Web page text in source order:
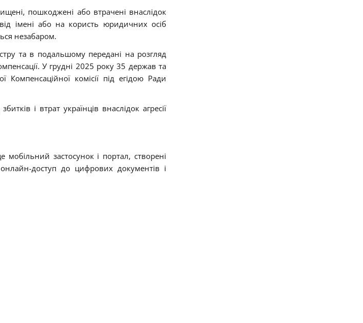
пошкоджені або втрачені внаслідок
імені або на користь юридичних осіб
незабаром.
та в подальшому передані на розгляд
У грудні 2025 року 35 держав та
комісії під егідою Ради
і втрат українців внаслідок агресії
мобільний застосунок і портал, створені
доступ до цифрових документів і